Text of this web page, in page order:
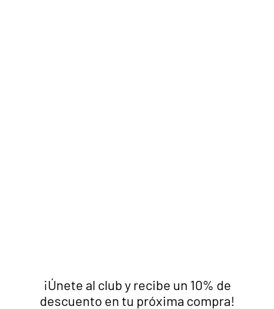
¡Únete al club y recibe un 10% de
descuento en tu próxima compra!